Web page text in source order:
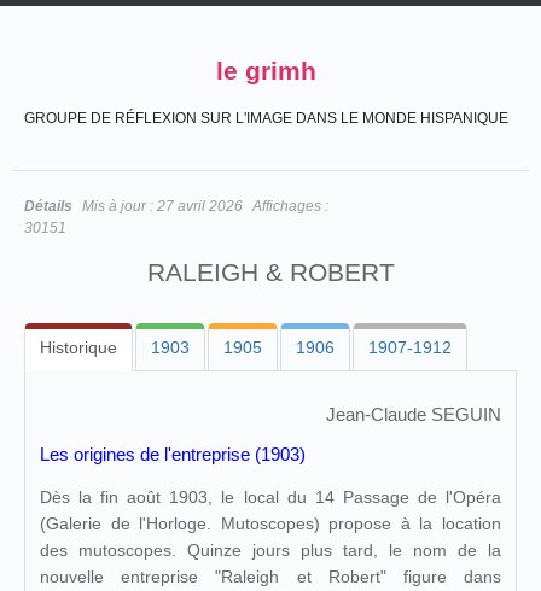
le grimh
GROUPE DE RÉFLEXION SUR L'IMAGE DANS LE MONDE HISPANIQUE
Détails Mis à jour : 27 avril 2026 Affichages :
30151
RALEIGH & ROBERT
Historique 1903 1905 1906 1907-1912
Jean-Claude SEGUIN
Les origines de l'entreprise (1903)
Dès la fin août 1903, le local du 14 Passage de l'Opéra
(Galerie de l'Horloge. Mutoscopes) propose à la location
des mutoscopes. Quinze jours plus tard, le nom de la
nouvelle entreprise "Raleigh et Robert" figure dans